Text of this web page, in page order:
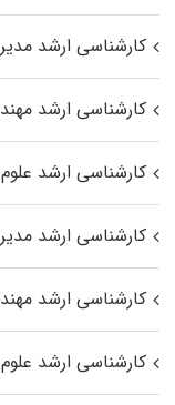
کارشناسی ارشد
کارشناسی ارشد
کارشناسی ارشد
کارشناسی ارشد
کارشناسی ارشد
کارشناسی ارشد